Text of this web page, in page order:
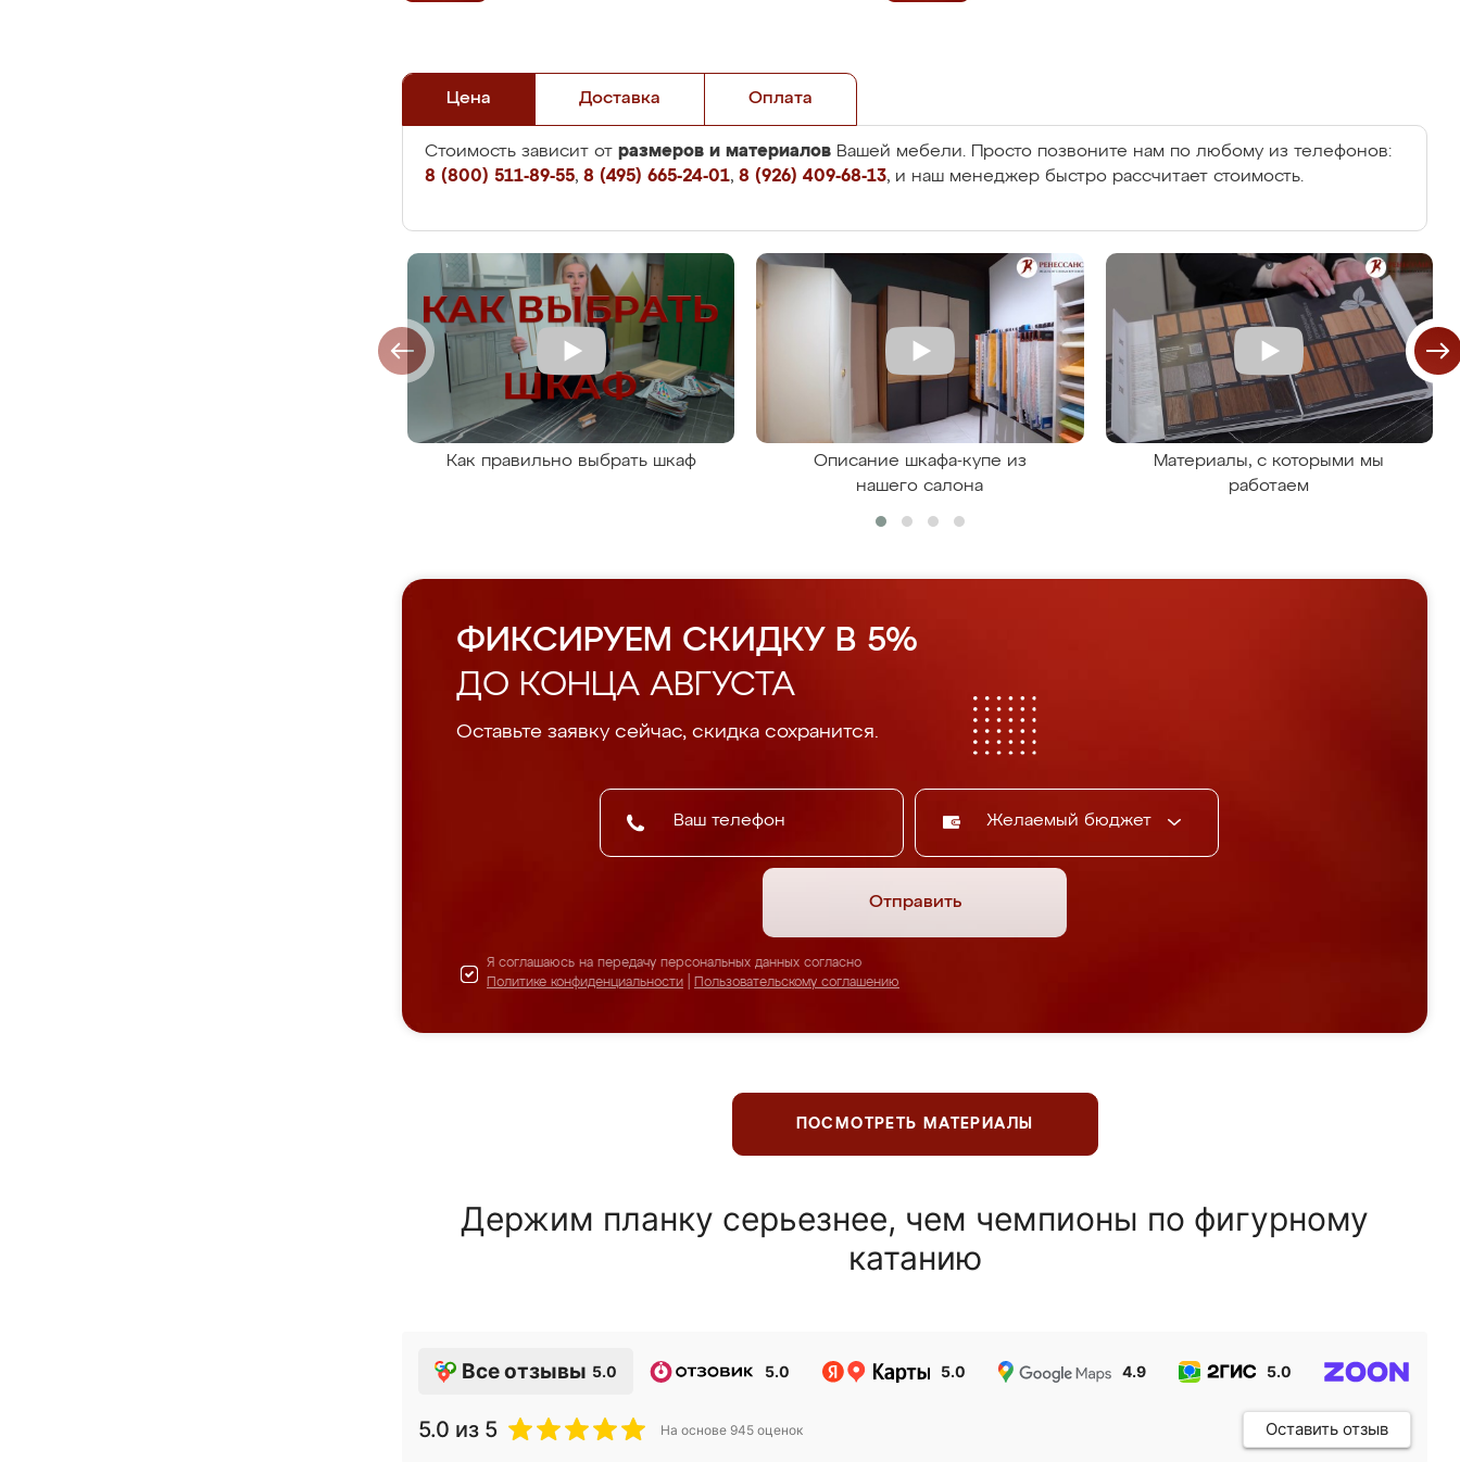
Цена Доставка Оплата
Стоимость зависит от размеров и материалов Вашей мебели. Просто позвоните нам по любому из телефонов:
8 (800) 511-89-55, 8 (495) 665-24-01, 8 (926) 409-68-13, и наш менеджер быстро рассчитает стоимость.
Как правильно выбрать шкаф
Описание шкафа-купе из
нашего салона
Материалы, с которыми мы
работаем
ФИКСИРУЕМ СКИДКУ В 5%
ДО КОНЦА АВГУСТА
Оставьте заявку сейчас, скидка сохранится.
Желаемый бюджет
Отправить
Я соглашаюсь на передачу персональных данных согласно
Политике конфиденциальности
Пользовательскому соглашению
ПОСМОТРЕТЬ МАТЕРИАЛЫ
Держим планку серьезнее, чем чемпионы по фигурному
катанию
Все отзывы 5.0 5.0 5.0 4.9 5.0
5.0 из 5 На основе 945 оценок Оставить отзыв